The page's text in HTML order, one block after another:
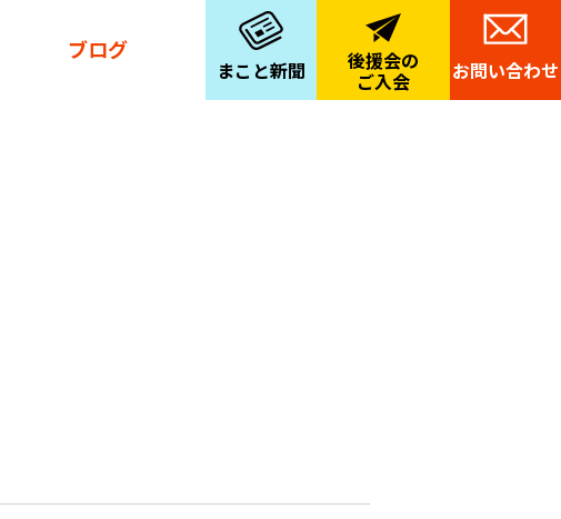
ブログ
まこと新聞 後援会の
ご入会 お問い合わせ